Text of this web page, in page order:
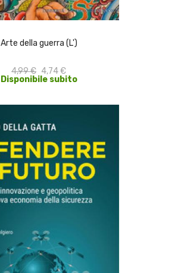
Arte della guerra (L')
4,99 € 4,74 €
Disponibile subito
ACQUISTA